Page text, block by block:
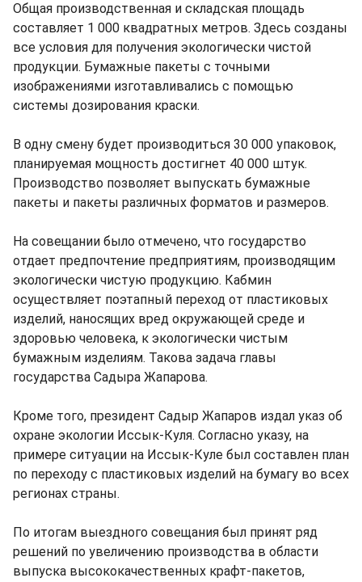
Общая производственная и складская площадь
составляет 1 000 квадратных метров. Здесь созданы
все условия для получения экологически чистой
продукции. Бумажные пакеты с точными
изображениями изготавливались с помощью
системы дозирования краски.
В одну смену будет производиться 30 000 упаковок,
планируемая мощность достигнет 40 000 штук.
Производство позволяет выпускать бумажные
пакеты и пакеты различных форматов и размеров.
На совещании было отмечено, что государство
отдает предпочтение предприятиям, производящим
экологически чистую продукцию. Кабмин
осуществляет поэтапный переход от пластиковых
изделий, наносящих вред окружающей среде и
здоровью человека, к экологически чистым
бумажным изделиям. Такова задача главы
государства Садыра Жапарова.
Кроме того, президент Садыр Жапаров издал указ об
охране экологии Иссык-Куля. Согласно указу, на
примере ситуации на Иссык-Куле был составлен план
по переходу с пластиковых изделий на бумагу во всех
регионах страны.
По итогам выездного совещания был принят ряд
решений по увеличению производства в области
выпуска высококачественных крафт-пакетов,